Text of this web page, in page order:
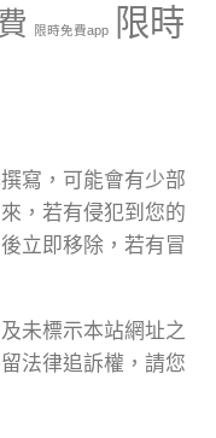
限時免費app
限時
寫，可能會有少部
，若有侵犯到您的
立即移除，若有冒
未標示本站網址之
法律追訴權，請您